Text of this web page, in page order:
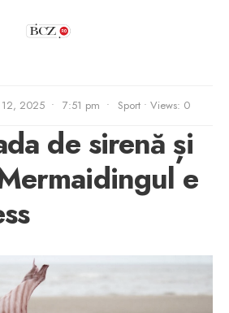
12, 2025 • 7:51 pm • Sport • Views: 0
de sirenă și
e